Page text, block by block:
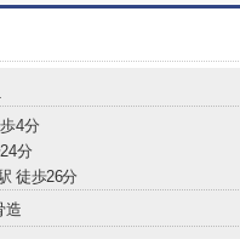
4分
分
徒歩26分
造